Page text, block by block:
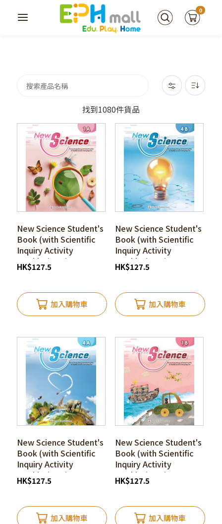
0
找到1080件貨品
New Science Student's
Book (with Scientific
Inquiry Activity
Booklet) 1A (1st
edition_25)*
HK$127.5
加入購物車
New Science Student's
Book (with Scientific
Inquiry Activity
Booklet) 4B (1st
edition_25)*
HK$127.5
加入購物車
New Science Student's
Book (with Scientific
Inquiry Activity
Booklet) 4A (1st
edition_25)*
HK$127.5
加入購物車
New Science Student's
Book (with Scientific
Inquiry Activity
Booklet) 1B (1st
edition_25)*
HK$127.5
加入購物車